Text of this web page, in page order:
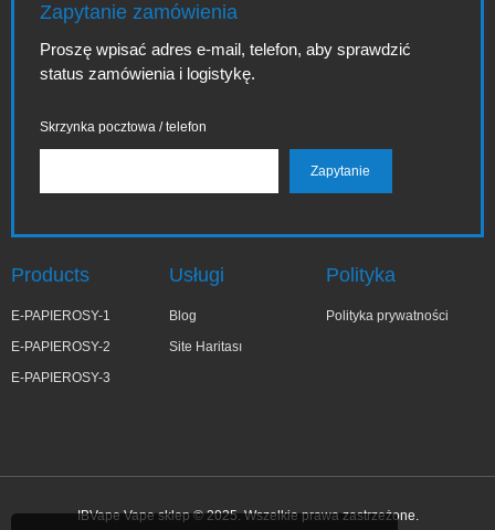
Zapytanie zamówienia
Proszę wpisać adres e-mail, telefon, aby sprawdzić
status zamówienia i logistykę.
Skrzynka pocztowa / telefon
Products
E-PAPIEROSY-1
E-PAPIEROSY-2
E-PAPIEROSY-3
Usługi
Blog
Site Haritası
Polityka
Polityka prywatności
IBVape Vape sklep © 2025. Wszelkie prawa zastrzeżone.